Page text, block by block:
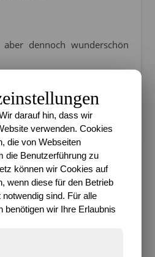
dennoch wunderschön
9 Kommentare
SARI
ich, Sari. Gerne auch als
und im Internet zu finden. 2-
Kreativling,
auf der Suche nach
ich denken kann.
darauf hin, dass wir
verwenden. Cookies
die von Webseiten
die Benutzerführung zu
können wir Cookies auf
wenn diese für den Betrieb
sind. Für alle
benötigen wir Ihre Erlaubnis